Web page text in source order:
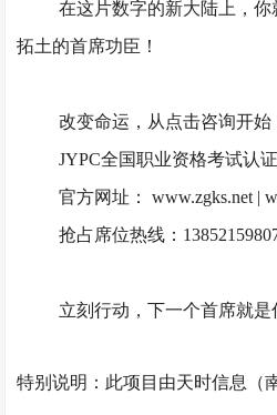
在这片数字的新大陆上，
拓土的首席功臣！
改变命运，从点击咨询开始
JYPC全国职业资格考试认
官方网址：
www.zgks.net |
抢占席位热线：
立刻行动，下一个首席就是
特别说明：此项目由天时信息（